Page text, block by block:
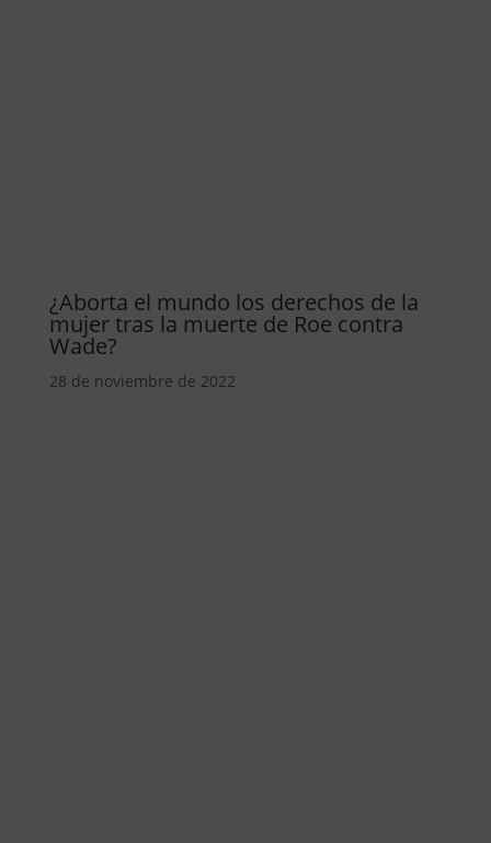
¿Aborta el mundo los derechos de la
mujer tras la muerte de Roe contra
Wade?
28 de noviembre de 2022